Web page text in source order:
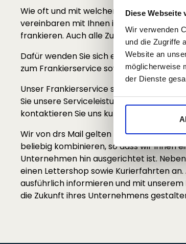
Diese Webseite
Wir verwenden
und die Zugriffe
Website an
möglicherweise
der Dienste
Wie oft und mit welchen zusätzlichen
vereinbaren mit Ihnen im Vorfeld feste
frankieren. Auch alle Zusatzleistungen
Dafür wenden Sie sich einfach per
zum Frankierservice sowie zur
Unser Frankierservice sowie alle
Sie unsere Serviceleistungen außerhalb
kontaktieren Sie uns kurzfristig und wir
Wir von drs Mail gelten als zuverlässiger
beliebig kombinieren, so dass wir Ihnen
Unternehmen hin ausgerichtet ist.
einen Lettershop sowie Kurierfahrten
ausführlich informieren und mit
die Zukunft ihres Unternehmens